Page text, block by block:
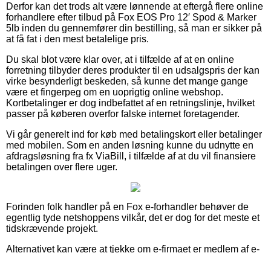
Derfor kan det trods alt være lønnende at eftergå flere online
forhandlere efter tilbud på Fox EOS Pro 12′ Spod & Marker
5lb inden du gennemfører din bestilling, så man er sikker på
at få fat i den mest betalelige pris.
Du skal blot være klar over, at i tilfælde af at en online
forretning tilbyder deres produkter til en udsalgspris der kan
virke besynderligt beskeden, så kunne det mange gange
være et fingerpeg om en uoprigtig online webshop.
Kortbetalinger er dog indbefattet af en retningslinje, hvilket
passer på køberen overfor falske internet foretagender.
Vi går generelt ind for køb med betalingskort eller betalinger
med mobilen. Som en anden løsning kunne du udnytte en
afdragsløsning fra fx ViaBill, i tilfælde af at du vil finansiere
betalingen over flere uger.
Forinden folk handler på en Fox e-forhandler behøver de
egentlig tyde netshoppens vilkår, det er dog for det meste et
tidskrævende projekt.
Alternativet kan være at tjekke om e-firmaet er medlem af e-